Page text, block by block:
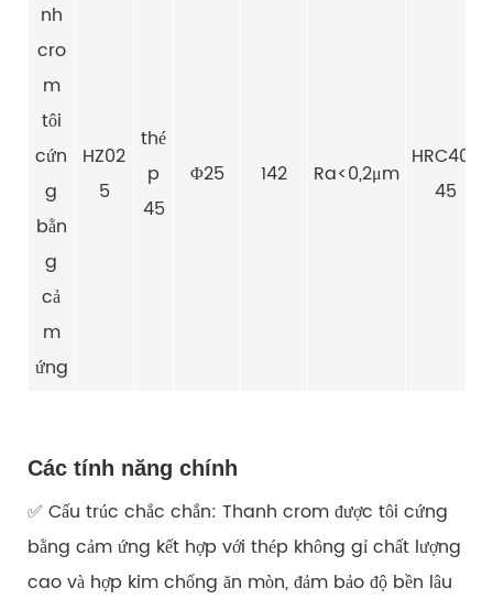
nh
cro
m
tôi
cứn
g
bằn
g
cả
m
ứng
HZ02
5
thé
p
45
Φ25 142 Ra<0,2μm
HRC40-
45
Các tính năng chính
✅ Cấu trúc chắc chắn: Thanh crom được tôi cứng
bằng cảm ứng kết hợp với thép không gỉ chất lượng
cao và hợp kim chống ăn mòn, đảm bảo độ bền lâu